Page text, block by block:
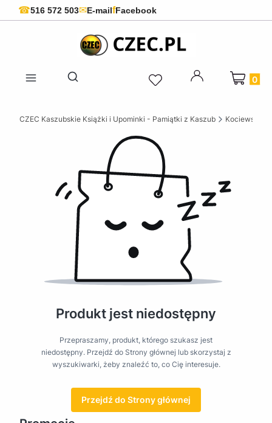
☎516 572 503✉E-mailfFacebook
Otwórz wyszukiwarkę
Produkty
CZEC Kaszubskie Książki i Upominki - Pamiątki z Kaszub Kociewskie
Produkt jest niedostępny
Przepraszamy, produkt, którego szukasz jest
niedostępny. Przejdź do Strony głównej lub skorzystaj z
wyszukiwarki, żeby znaleźć to, co Cię interesuje.
Przejdź do Strony głównej